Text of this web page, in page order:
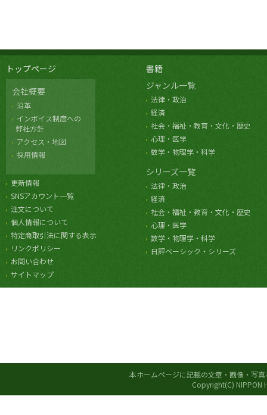
トップページ
会社概要
沿革
インボイス制度への
弊社方針
アクセス・地図
採用情報
更新情報
SNSアカウント一覧
注文について
個人情報について
特定商取引法に関する表示
リンクポリシー
お問い合わせ
サイトマップ
書籍
ジャンル一覧
法律・政治
経済
社会・福祉・教育・文化・歴史
心理・医学
数学・物理学・科学
シリーズ一覧
法律・政治
経済
社会・福祉・教育・文化・歴史
心理・医学
数学・物理学・科学
日評ベーシック・シリーズ
本ホームページに記載の文章・画像・写
Copyright(C) NIPPON